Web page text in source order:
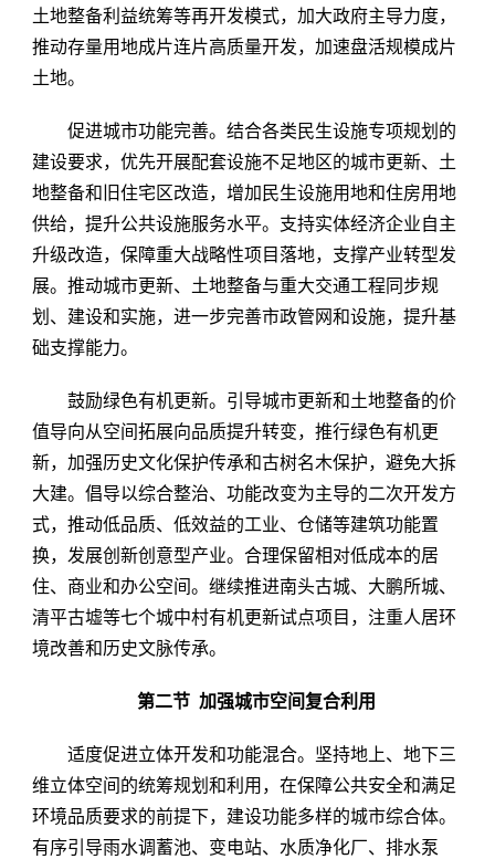
土地整备利益统筹等再开发模式，加大政府主导力度，
推动存量用地成片连片高质量开发，加速盘活规模成片
土地。
促进城市功能完善。结合各类民生设施专项规划的
建设要求，优先开展配套设施不足地区的城市更新、土
地整备和旧住宅区改造，增加民生设施用地和住房用地
供给，提升公共设施服务水平。支持实体经济企业自主
升级改造，保障重大战略性项目落地，支撑产业转型发
展。推动城市更新、土地整备与重大交通工程同步规
划、建设和实施，进一步完善市政管网和设施，提升基
础支撑能力。
鼓励绿色有机更新。引导城市更新和土地整备的价
值导向从空间拓展向品质提升转变，推行绿色有机更
新，加强历史文化保护传承和古树名木保护，避免大拆
大建。倡导以综合整治、功能改变为主导的二次开发方
式，推动低品质、低效益的工业、仓储等建筑功能置
换，发展创新创意型产业。合理保留相对低成本的居
住、商业和办公空间。继续推进南头古城、大鹏所城、
清平古墟等七个城中村有机更新试点项目，注重人居环
境改善和历史文脉传承。
第二节 加强城市空间复合利用
适度促进立体开发和功能混合。坚持地上、地下三
维立体空间的统筹规划和利用，在保障公共安全和满足
环境品质要求的前提下，建设功能多样的城市综合体。
有序引导雨水调蓄池、变电站、水质净化厂、排水泵